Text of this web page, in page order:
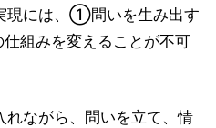
現には、①問いを生み出す
みを変えることが不可
ながら、問いを立て、情